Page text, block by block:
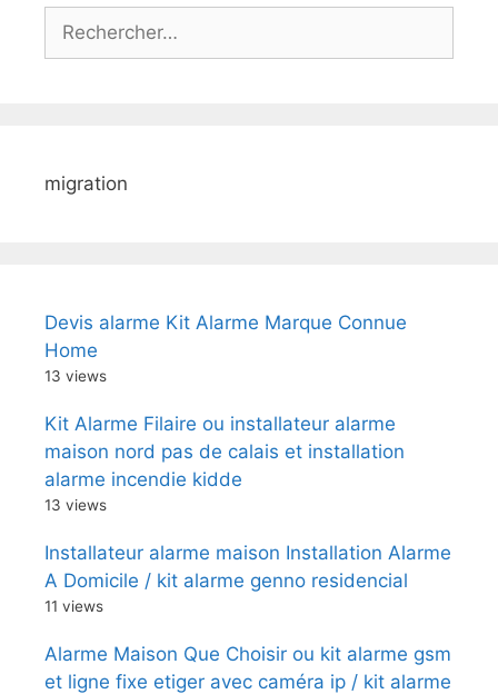
migration
Devis alarme Kit Alarme Marque Connue
Home
13 views
Kit Alarme Filaire ou installateur alarme
maison nord pas de calais et installation
alarme incendie kidde
13 views
Installateur alarme maison Installation Alarme
A Domicile / kit alarme genno residencial
11 views
Alarme Maison Que Choisir ou kit alarme gsm
et ligne fixe etiger avec caméra ip / kit alarme